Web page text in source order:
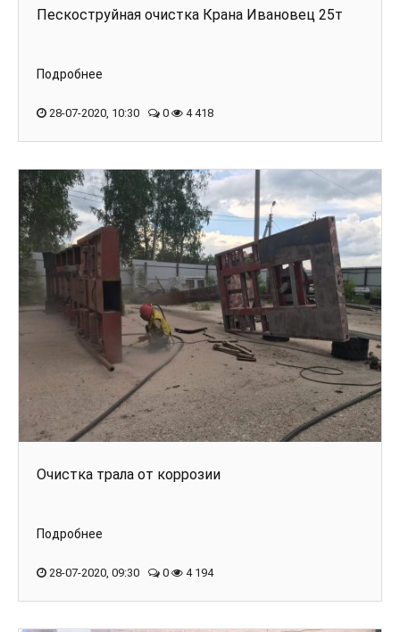
Пескоструйная очистка Крана Ивановец 25т
Подробнее
28-07-2020, 10:30 0 4 418
Очистка трала от коррозии
Подробнее
28-07-2020, 09:30 0 4 194